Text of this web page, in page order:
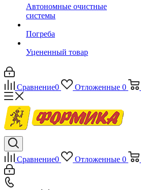
Автономные очистные
системы
Погреба
Уцененный товар
Сравнение0 Отложенные 0
Сравнение0 Отложенные 0